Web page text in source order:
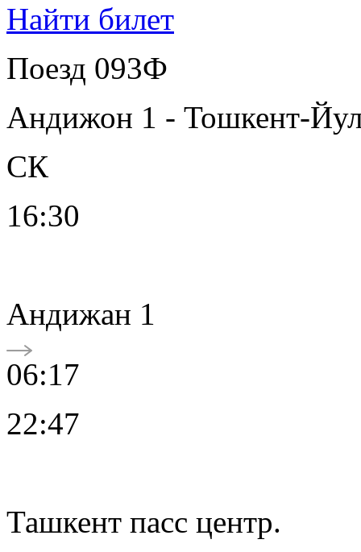
Найти билет
Поезд 093Ф
Андижон 1 - Тошкент-
СК
16:30
Андижан 1
06:17
22:47
Ташкент пасс центр.